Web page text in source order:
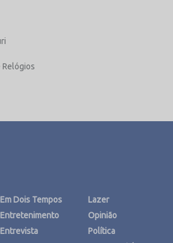
Em Dois Tempos
Entretenimento
Entrevista
Lazer
Opinião
Política